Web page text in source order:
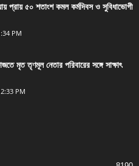
প্রায় ৫০ শতাংশ কমল কর্মদিবস ও সুবিধাভোগী
PM
মৃত তৃণমূল নেতার পরিবারের সঙ্গে সাক্ষাৎ
PM